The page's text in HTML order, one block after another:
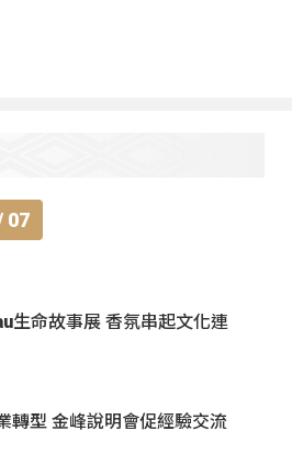
07
生命故事展 香氛串起文化連
轉型 金峰說明會促經驗交流